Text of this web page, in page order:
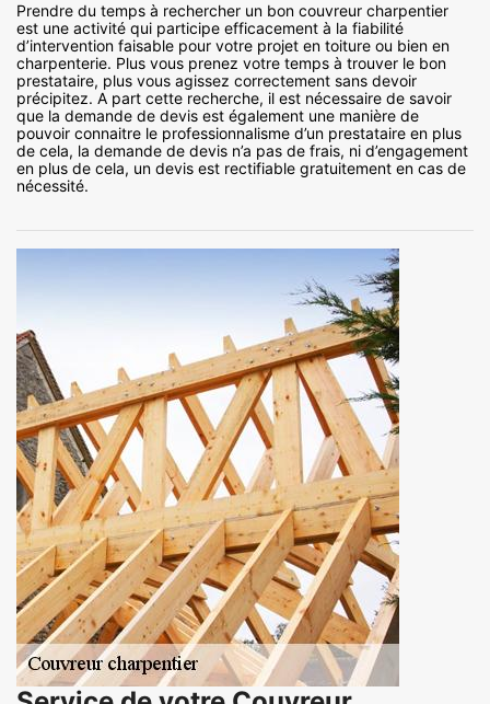
Prendre du temps à rechercher un bon couvreur charpentier
est une activité qui participe efficacement à la fiabilité
d’intervention faisable pour votre projet en toiture ou bien en
charpenterie. Plus vous prenez votre temps à trouver le bon
prestataire, plus vous agissez correctement sans devoir
précipitez. A part cette recherche, il est nécessaire de savoir
que la demande de devis est également une manière de
pouvoir connaitre le professionnalisme d’un prestataire en plus
de cela, la demande de devis n’a pas de frais, ni d’engagement
en plus de cela, un devis est rectifiable gratuitement en cas de
nécessité.